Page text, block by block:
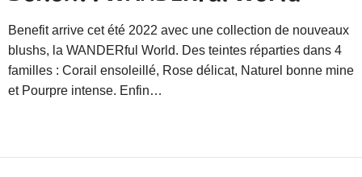
Benefit arrive cet été 2022 avec une collection de nouveaux
blushs, la WANDERful World. Des teintes réparties dans 4
familles : Corail ensoleillé, Rose délicat, Naturel bonne mine
et Pourpre intense. Enfin…